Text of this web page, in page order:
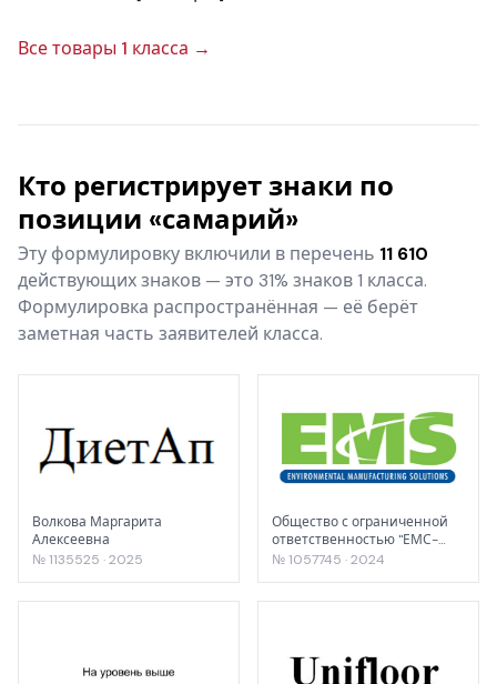
Все товары 1 класса →
Кто регистрирует знаки по
позиции «самарий»
Эту формулировку включили в перечень 11 610
действующих знаков — это 31% знаков 1 класса.
Формулировка распространённая — её берёт
заметная часть заявителей класса.
Волкова Маргарита
Алексеевна
№ 1135525 · 2025
Общество с ограниченной
ответственностью "ЕМС-
РУС"
№ 1057745 · 2024